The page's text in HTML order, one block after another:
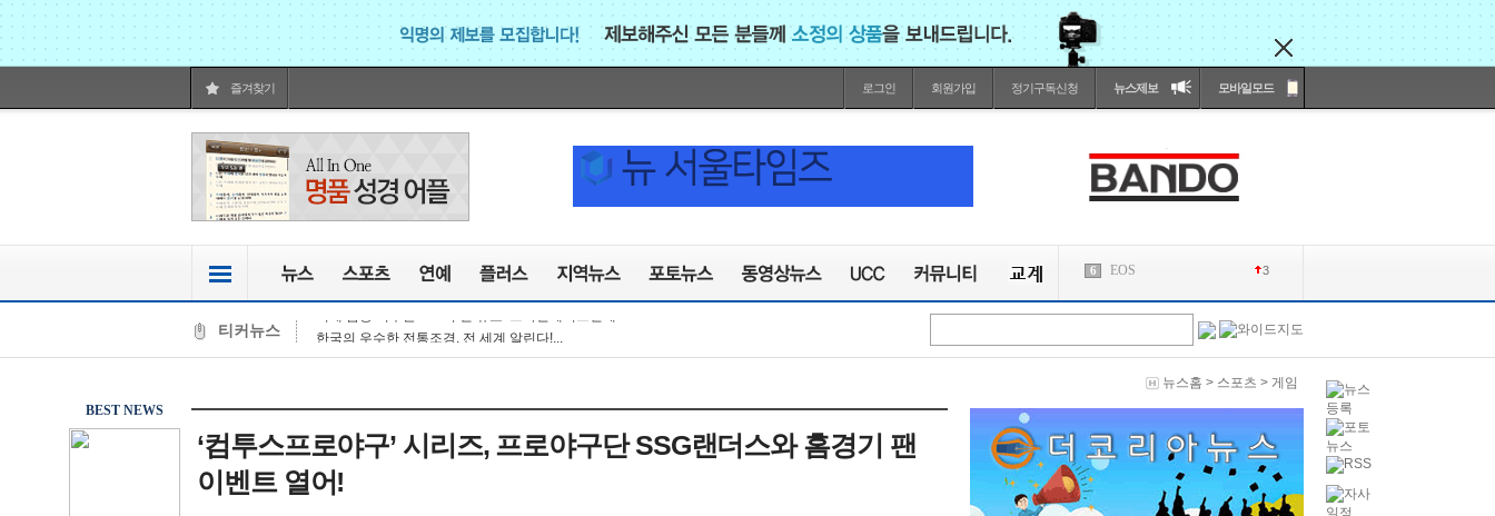
BEST NEWS
즐겨찾기 로그인 회원가입 정기구독신청 뉴스제보 모바일모드
7 DOC
1
9
CUC
3 MBA
2
4
CTO
5 the
4
6
3
티커뉴스
[단독]한국교회, 형사.민사 소송 장기화로 교회참사,...
허리띠 졸라맨 내년 예산 5.2% 늘어난 639조…6년만에...
광명시, '비굴착 공공와이파이존 구축’ 혁신 성공...
온마인드 가상인간 하나리, 서울 팝콘 행사서 라이브 ...
한국의 우수한 전통조경, 전 세계 알린다!...
알리바바, 2022 메이커 페스티벌 열어!
[단독]한국교회, 형사.민사 소송 장기화로 교회참사,...
뉴스홈 > 스포츠 > 게임
‘컴투스프로야구’ 시리즈, 프로야구단 SSG랜더스와 홈경기 팬
이벤트 열어!